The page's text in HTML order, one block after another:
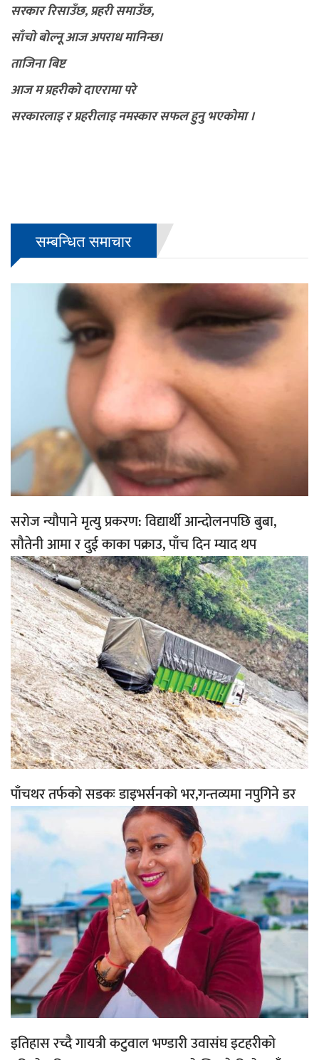
सरकार रिसाउँछ, प्रहरी समाउँछ,
साँचो बोल्नू आज अपराध मानिन्छ।
ताजिना बिष्ट
आज म प्रहरीको दाएरामा परे
सरकारलाइ र प्रहरीलाइ नमस्कार सफल हुनु भएकोमा ।
सम्बन्धित समाचार
सरोज न्यौपाने मृत्यु प्रकरण: विद्यार्थी आन्दोलनपछि बुबा,
सौतेनी आमा र दुई काका पक्राउ, पाँच दिन म्याद थप
पाँचथर तर्फको सडकः डाइभर्सनको भर,गन्तव्यमा नपुगिने डर
इतिहास रच्दै गायत्री कटुवाल भण्डारी उवासंघ इटहरीको